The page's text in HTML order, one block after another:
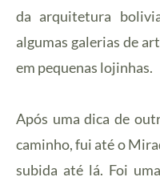
da arquitetura
algumas galerias de
em pequenas lojinhas.
Após uma dica de
caminho, fui até o
subida até lá. Foi